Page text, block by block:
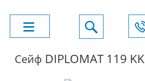
Сейф DIPLOMAT 119 KK